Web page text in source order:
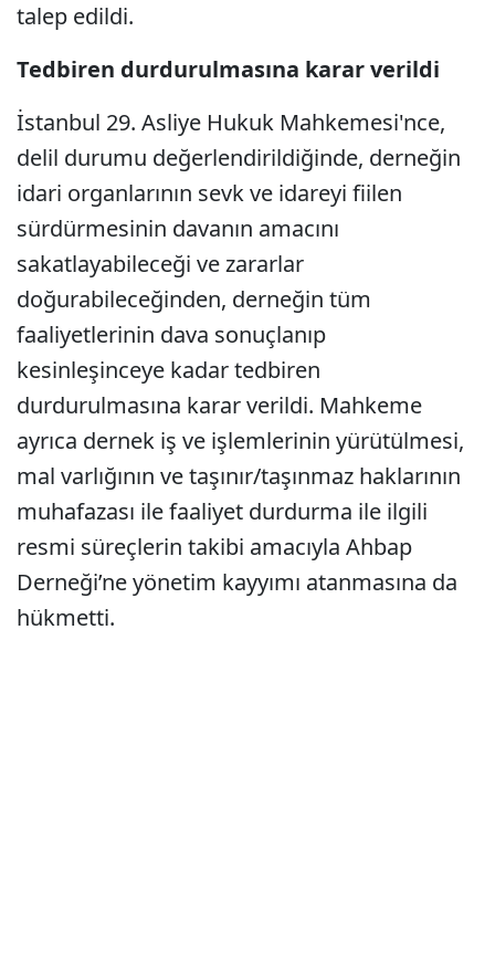
talep edildi.
Tedbiren durdurulmasına karar verildi
İstanbul 29. Asliye Hukuk Mahkemesi'nce,
delil durumu değerlendirildiğinde, derneğin
idari organlarının sevk ve idareyi fiilen
sürdürmesinin davanın amacını
sakatlayabileceği ve zararlar
doğurabileceğinden, derneğin tüm
faaliyetlerinin dava sonuçlanıp
kesinleşinceye kadar tedbiren
durdurulmasına karar verildi. Mahkeme
ayrıca dernek iş ve işlemlerinin yürütülmesi,
mal varlığının ve taşınır/taşınmaz haklarının
muhafazası ile faaliyet durdurma ile ilgili
resmi süreçlerin takibi amacıyla Ahbap
Derneği’ne yönetim kayyımı atanmasına da
hükmetti.